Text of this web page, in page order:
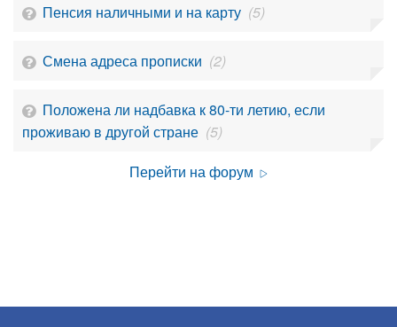
Пенсия наличными и на карту (5)
Смена адреса прописки (2)
Положена ли надбавка к 80-ти летию, если
проживаю в другой стране (5)
Перейти на форум